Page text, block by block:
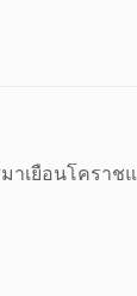
เยือนโคราช